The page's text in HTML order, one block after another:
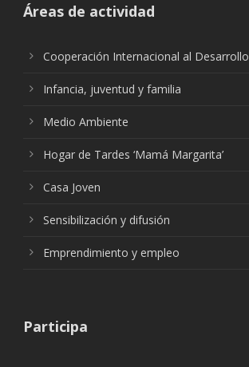
Áreas de actividad
Cooperación Internacional al Desarrollo
Infancia, juventud y familia
Medio Ambiente
Hogar de Tardes ‘Mamá Margarita’
Casa Joven
Sensibilización y difusión
Emprendimiento y empleo
Participa